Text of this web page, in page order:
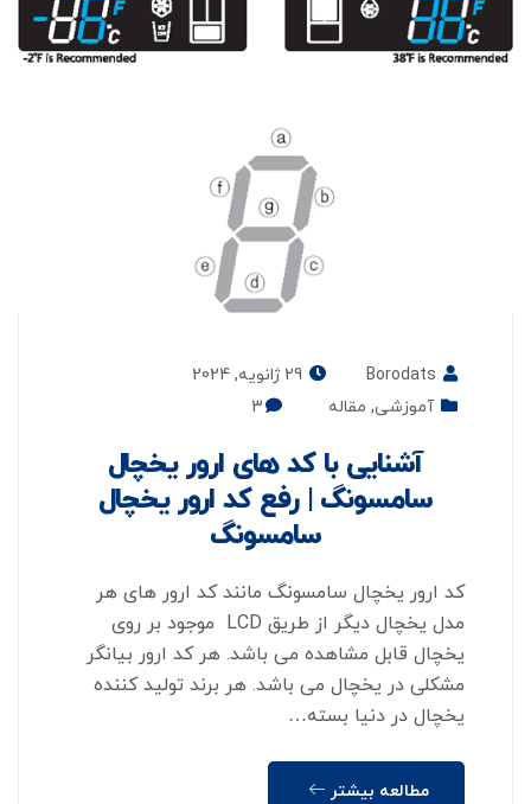
Borodats
آموزشی, مقاله 3
آشنایی با کد های ارور یخچال
سامسونگ | رفع کد ارور یخچال
سامسونگ
کد ارور یخچال سامسونگ مانند کد ارور های هر
مدل یخچال دیگر از طریق LCD موجود بر روی
یخچال قابل مشاهده می باشد. هر کد ارور بیانگر
مشکلی در یخچال می باشد. هر برند تولید کننده
یخچال در دنیا بسته…
مطالعه بیشتر